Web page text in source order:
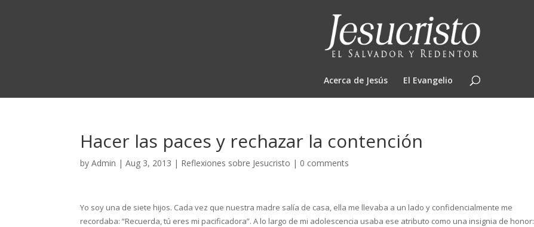
Acerca de Jesús El Evangelio
Hacer las paces y rechazar la contención
byAdmin |Aug 3, 2013 | Reflexiones sobre Jesucristo | 0 comments
Yo soy una de siete hijos. Cada vez que nuestra madre salía de casa, ella me llevaba a un lado y confidencialmente me
recordaba: “Recuerda, tú eres mi pacificadora”. A lo largo de mi adolescencia usaba ese atributo como una insignia de honor: